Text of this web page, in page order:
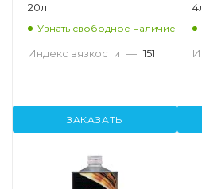
20л
Узнать свободное наличие
Индекс вязкости — 151
ЗАКАЗАТЬ